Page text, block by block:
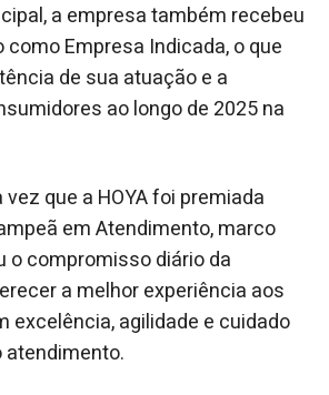
a empresa também recebeu
Empresa Indicada, o que
de sua atuação e a
ao longo de 2025 na
que a HOYA foi premiada
em Atendimento, marco
o compromisso diário da
a melhor experiência aos
excelência, agilidade e cuidado
atendimento.